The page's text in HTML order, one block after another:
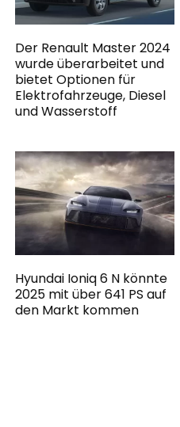
Der Renault Master 2024
wurde überarbeitet und
bietet Optionen für
Elektrofahrzeuge, Diesel
und Wasserstoff
Hyundai Ioniq 6 N könnte
2025 mit über 641 PS auf
den Markt kommen